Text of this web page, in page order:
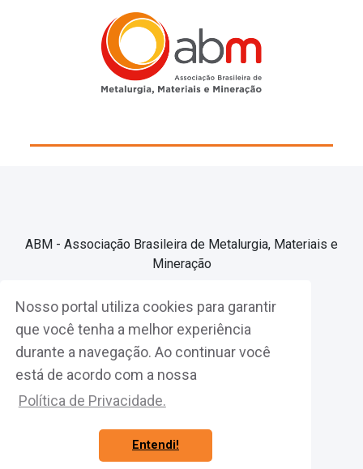
Nosso portal utiliza cookies para garantir
que você tenha a melhor experiência
durante a navegação. Ao continuar você
está de acordo com a nossa
Política de Privacidade.
Entendi!
ABM - Associação Brasileira de Metalurgia, Materiais e
Mineração
Associe-se
Fazer Login